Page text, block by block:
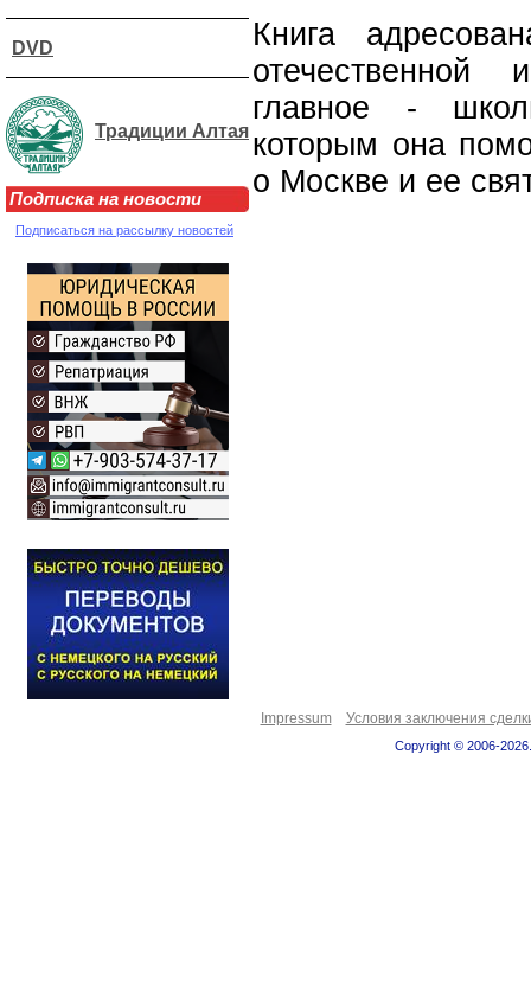
DVD
Традиции Алтая
Подписка на новости
Подписаться на рассылку новостей
Книга
главное -
которым она
о Москве и ее
Impressum Условия заключения
Copyright © 2006-